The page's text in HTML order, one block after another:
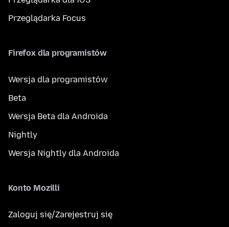
Przeglądarka Focus
Firefox dla programistów
Wersja dla programistów
Beta
Wersja Beta dla Androida
Nightly
Wersja Nightly dla Androida
Konto Mozilli
Zaloguj się/Zarejestruj się